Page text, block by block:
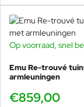
Vaak
65+ jaar
Met Veurst
Op voorraad, snel
Emu Re-trouvé
armleuningen
€859,00